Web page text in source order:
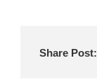
Share Post: